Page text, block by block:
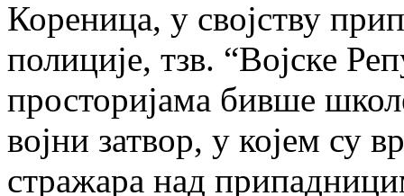
Кореница, у својству
полиције, тзв. “Војске
просторијама бивше
војни затвор, у којем су
стражара над